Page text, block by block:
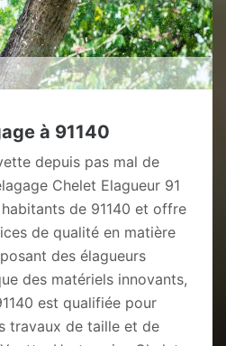
à 91140
depuis pas mal de
Chelet Elagueur 91
de 91140 et offre
de qualité en matière
des élagueurs
des matériels innovants,
est qualifiée pour
travaux de taille et de